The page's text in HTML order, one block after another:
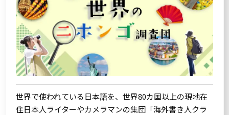
世界で使われている日本語を、世界80カ国以上の現地在
住日本人ライターやカメラマンの集団「海外書き人クラ